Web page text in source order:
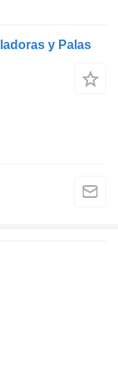
y Palas